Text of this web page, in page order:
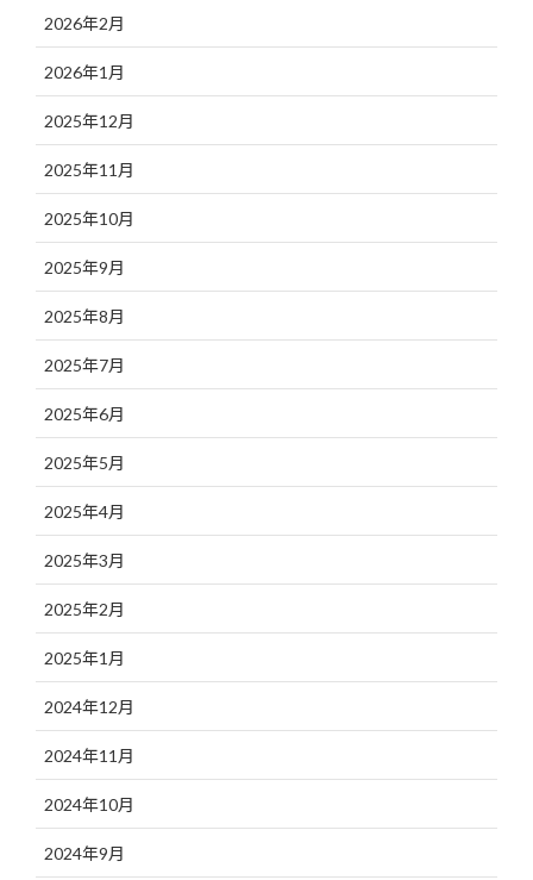
2026年2月
2026年1月
2025年12月
2025年11月
2025年10月
2025年9月
2025年8月
2025年7月
2025年6月
2025年5月
2025年4月
2025年3月
2025年2月
2025年1月
2024年12月
2024年11月
2024年10月
2024年9月